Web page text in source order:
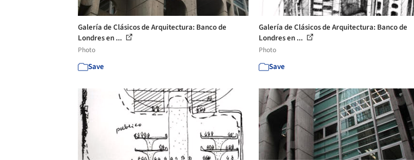
Galería de Clásicos de Arquitectura: Banco de
Londres en ...
Photo
Save
Galería de Clásicos de Arquitectura: Banco de
Londres en ...
Photo
Save